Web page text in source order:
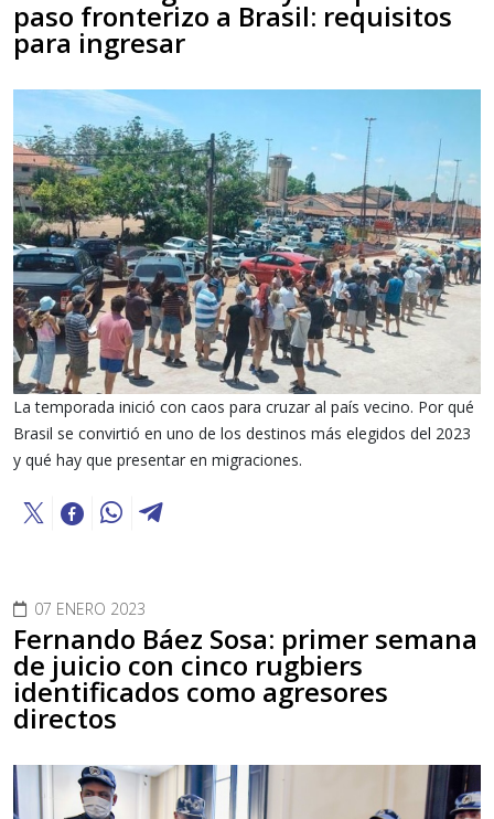
paso fronterizo a Brasil: requisitos
para ingresar
La temporada inició con caos para cruzar al país vecino. Por qué
Brasil se convirtió en uno de los destinos más elegidos del 2023
y qué hay que presentar en migraciones.
07 ENERO 2023
Fernando Báez Sosa: primer semana
de juicio con cinco rugbiers
identificados como agresores
directos